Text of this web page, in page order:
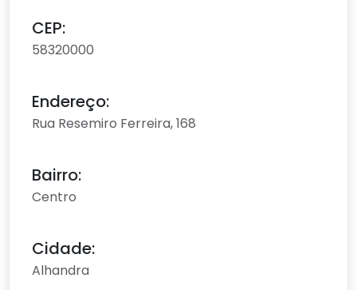
CEP:
58320000
Endereço:
Rua Resemiro Ferreira, 168
Bairro:
Centro
Cidade:
Alhandra